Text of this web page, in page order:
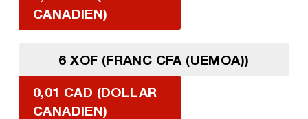
CANADIEN)
6 XOF (FRANC CFA (UEMOA))
0,01 CAD (DOLLAR
CANADIEN)